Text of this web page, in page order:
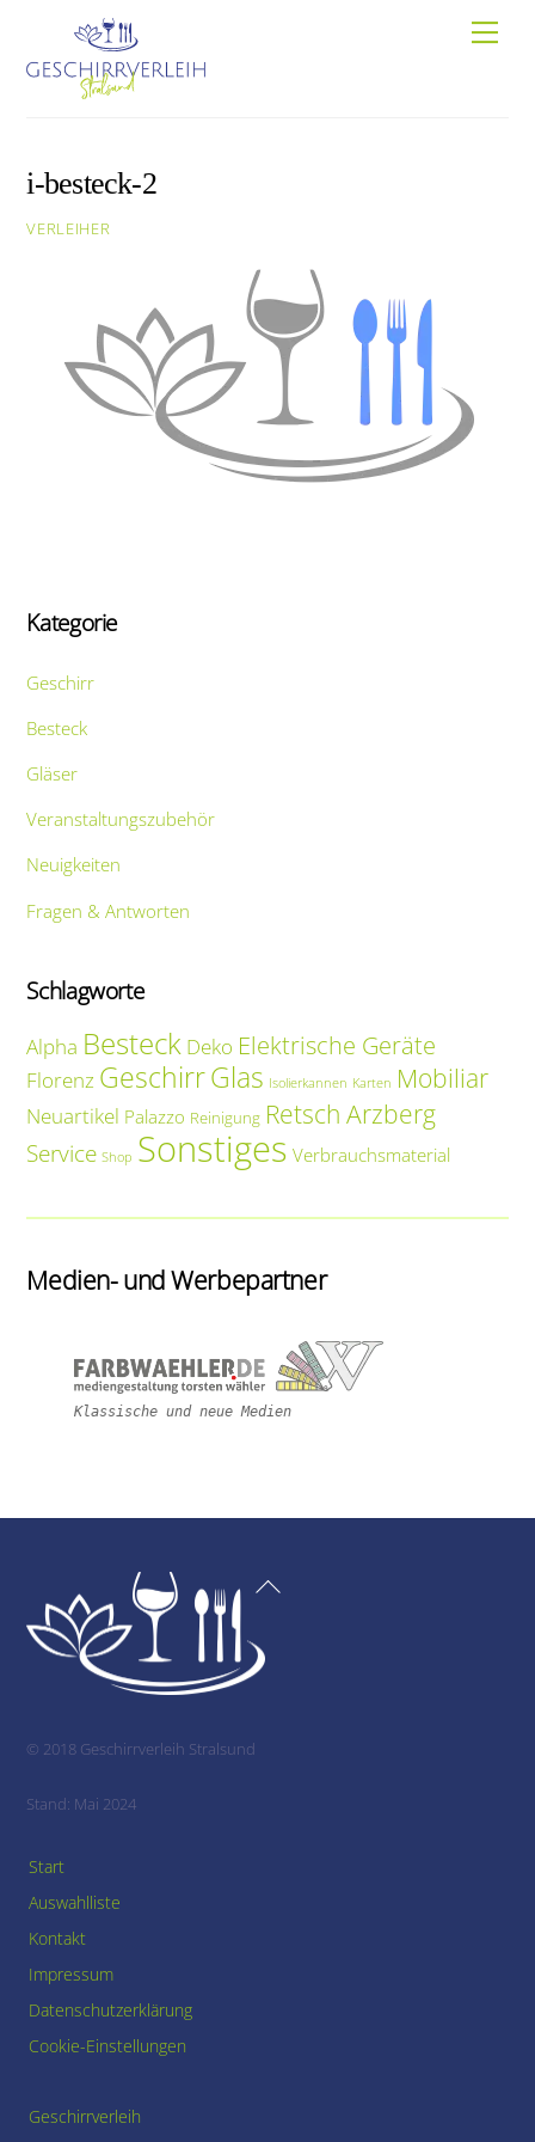
content
i-besteck-2
VERLEIHER
Kategorie
Geschirr
Besteck
Gläser
Veranstaltungszubehör
Neuigkeiten
Fragen & Antworten
Schlagworte
Alpha Besteck Deko Elektrische Geräte
Florenz GeschirrGlas Isolierkannen Karten Mobiliar
Neuartikel Palazzo Reinigung Retsch Arzberg
Service Shop Sonstiges Verbrauchsmaterial
Medien- und Werbepartner
Klassische und neue Medien
Back
© 2018 Geschirrverleih Stralsund
Stand: Mai 2024
Start
Auswahlliste
Kontakt
Impressum
Datenschutzerklärung
Cookie-Einstellungen
Geschirrverleih